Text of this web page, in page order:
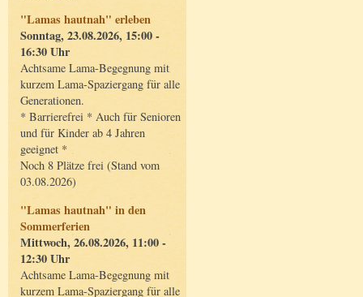
"Lamas hautnah" erleben
Sonntag, 23.08.2026, 15:00 -
16:30 Uhr
Achtsame Lama-Begegnung mit
kurzem Lama-Spaziergang für alle
Generationen.
* Barrierefrei * Auch für Senioren
und für Kinder ab 4 Jahren
geeignet *
Noch 8 Plätze frei (Stand vom
03.08.2026)
"Lamas hautnah" in den
Sommerferien
Mittwoch, 26.08.2026, 11:00 -
12:30 Uhr
Achtsame Lama-Begegnung mit
kurzem Lama-Spaziergang für alle